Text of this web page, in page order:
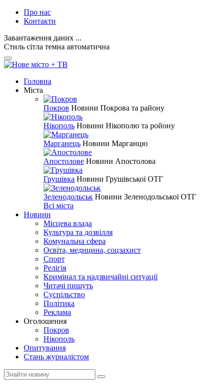
Про нас
Контакти
Завантаження даних ...
Стиль сітла темна автоматична
Головна
Міста
Покров Новини Покрова та району
Нікополь Новини Нікополю та ройону
Марганець Новини Марганцю
Апостолове Новини Апостолова
Грушівка Новини Грушівської ОТГ
Зеленодольськ Новини Зеленодольської ОТГ
Всі міста
Новини
Місцева влада
Культура та дозвілля
Комунальна сфера
Освіта, медицина, соцзахист
Спорт
Релігія
Кримінал та надзвичайні ситуації
Читачі пишуть
Суспільство
Політика
Реклама
Оголошення
Покров
Нікополь
Опитування
Стань журналістом